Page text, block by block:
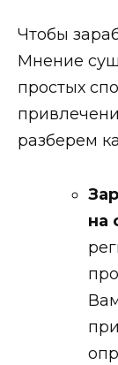
Чтобы
Мнение
простых
разберем
на